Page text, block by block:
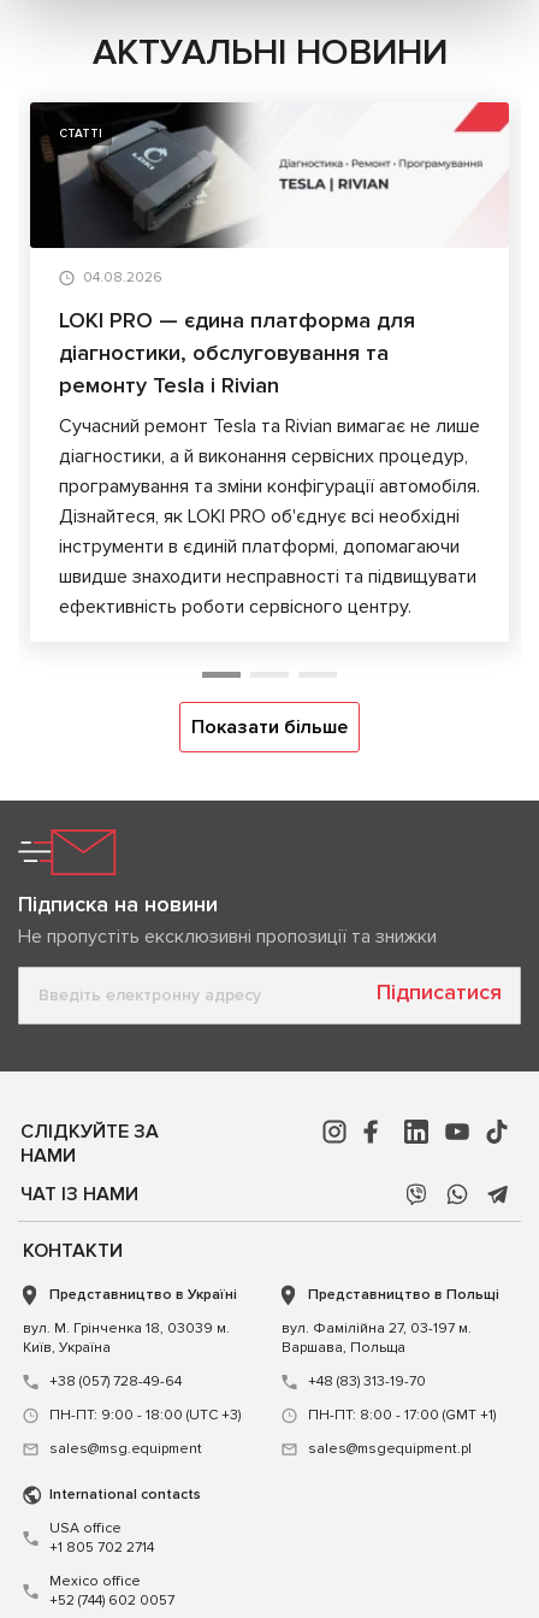
АКТУАЛЬНІ НОВИНИ
СТАТТІ
04.08.2026
LOKI PRO — єдина платформа для
діагностики, обслуговування та
ремонту Tesla і Rivian
Сучасний ремонт Tesla та Rivian вимагає не лише
діагностики, а й виконання сервісних процедур,
програмування та зміни конфігурації автомобіля.
Дізнайтеся, як LOKI PRO об'єднує всі необхідні
інструменти в єдиній платформі, допомагаючи
швидше знаходити несправності та підвищувати
ефективність роботи сервісного центру.
Показати більше
Підписка на новини
Не пропустіть ексклюзивні пропозиції та знижки
Підписатися
СЛІДКУЙТЕ ЗА
НАМИ
ЧАТ ІЗ НАМИ
КОНТАКТИ
Представництво в Україні
вул. М. Грінченка 18, 03039 м.
Київ, Україна
+38 (057) 728-49-64
ПН-ПТ: 9:00 - 18:00 (UTC +3)
sales@msg.equipment
Представництво в Польщі
вул. Фамілійна 27, 03-197 м.
Варшава, Польща
+48 (83) 313-19-70
ПН-ПТ: 8:00 - 17:00 (GMT +1)
sales@msgequipment.pl
International contacts
USA office
+1 805 702 2714
Mexico office
+52 (744) 602 0057